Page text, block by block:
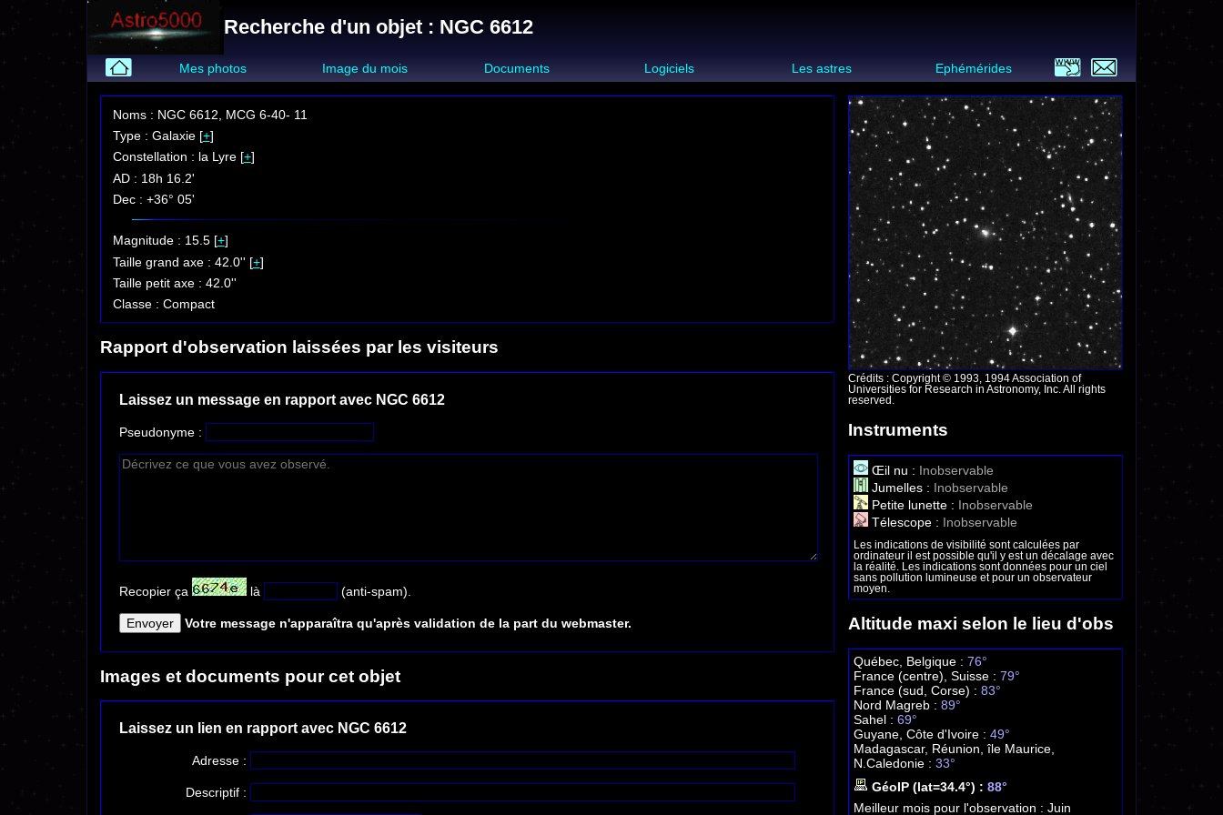
Recherche d'un objet : NGC 6612
Mes photos Image du mois Documents Logiciels Les astres Ephémérides
Noms : NGC 6612, MCG 6-40- 11
Type : Galaxie [+]
Constellation : la Lyre [+]
AD : 18h 16.2'
Dec : +36° 05'
Magnitude : 15.5 [+]
Taille grand axe : 42.0'' [+]
Taille petit axe : 42.0''
Classe : Compact
Crédits : Copyright © 1993, 1994 Association of
Universities for Research in Astronomy, Inc. All rights
reserved.
Instruments
Œil nu : Inobservable
Jumelles : Inobservable
Petite lunette : Inobservable
Télescope : Inobservable
Les indications de visibilité sont calculées par
ordinateur il est possible qu'il y est un décalage avec
la réalité. Les indications sont données pour un ciel
sans pollution lumineuse et pour un observateur
moyen.
Altitude maxi selon le lieu d'obs
Québec, Belgique : 76°
France (centre), Suisse : 79°
France (sud, Corse) : 83°
Nord Magreb : 89°
Sahel : 69°
Guyane, Côte d'Ivoire : 49°
Madagascar, Réunion, île Maurice,
N.Caledonie : 33°
GéoIP (lat=34.4°) : 88°
Meilleur mois pour l'observation : Juin
Rapport d'observation laissées par les visiteurs
Laissez un message en rapport avec NGC 6612
Pseudonyme :
Recopier ça là (anti-spam).
Votre message n'apparaîtra qu'après validation de la part du webmaster.
Images et documents pour cet objet
Laissez un lien en rapport avec NGC 6612
Adresse :
Descriptif :